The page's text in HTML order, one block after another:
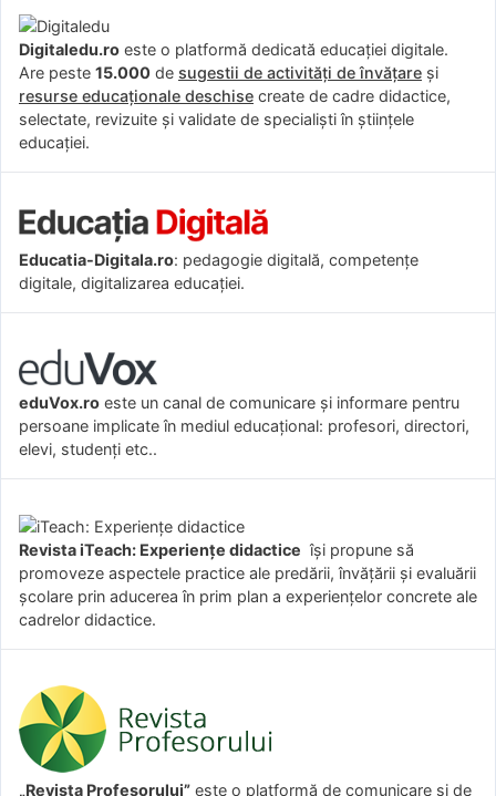
Digitaledu.ro este o platformă dedicată educației digitale.
Are peste 15.000 de sugestii de activități de învățare și
resurse educaționale deschise create de cadre didactice,
selectate, revizuite și validate de specialiști în științele
educației.
Educatia-Digitala.ro: pedagogie digitală, competențe
digitale, digitalizarea educației.
eduVox.ro este un canal de comunicare și informare pentru
persoane implicate în mediul educațional: profesori, directori,
elevi, studenți etc..
Revista iTeach: Experienţe didactice îşi propune să
promoveze aspectele practice ale predării, învăţării şi evaluării
şcolare prin aducerea în prim plan a experienţelor concrete ale
cadrelor didactice.
„Revista Profesorului” este o platformă de comunicare și de